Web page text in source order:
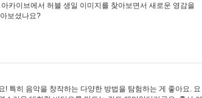
카이브에서 허블 생일 이미지를 찾아보면서 새로운 영감을
보셨나요?
! 특히 음악을 창작하는 다양한 방법을 탐험하는 게 좋아요. 요